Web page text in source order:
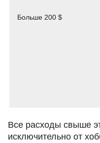
Больше 200 $
Все расходы свыше
исключительно от